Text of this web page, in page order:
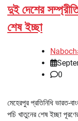
দুই দেশের
শেষ ইচ্ছা
0
মেহেরপুর প্রতিনিধি ভারত-
পচি খাতুনের শেষ ইচ্ছা